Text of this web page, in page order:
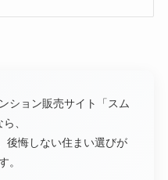
ション販売サイト「スム
、
後悔しない住まい選びが
。